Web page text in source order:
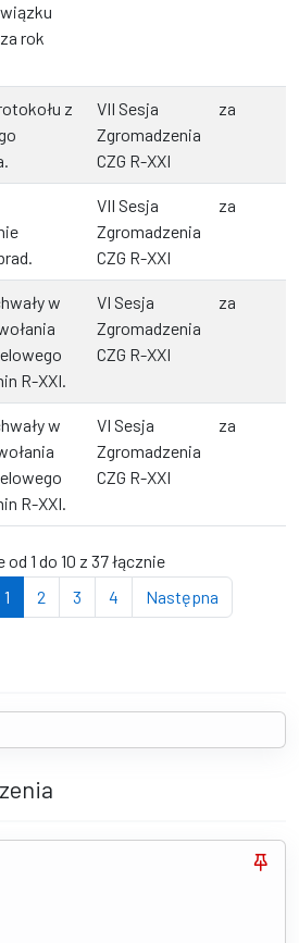
rok
z
VII Sesja
Zgromadzenia
CZG R-XXI
za
VII Sesja
Zgromadzenia
CZG R-XXI
za
w
R-XXI.
VI Sesja
Zgromadzenia
CZG R-XXI
za
w
R-XXI.
VI Sesja
Zgromadzenia
CZG R-XXI
za
od 1 do 10 z 37 łącznie
1 2 3 4 Następna